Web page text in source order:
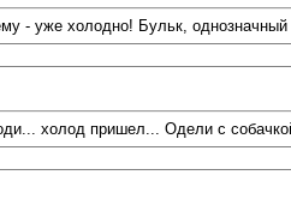
- уже холодно! Бульк,
холод пришел... Одели с